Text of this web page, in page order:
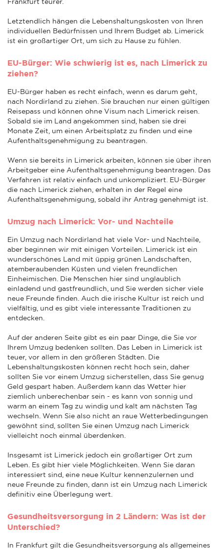
Letztendlich hängen die Lebenshaltungskosten von Ihren
individuellen Bedürfnissen und Ihrem Budget ab. Limerick
ist ein großartiger Ort, um sich zu Hause zu fühlen.
EU-Bürger: Wie schwierig ist es, nach Limerick zu
ziehen?
EU-Bürger haben es recht einfach, wenn es darum geht,
nach Nordirland zu ziehen. Sie brauchen nur einen gültigen
Reisepass und können ohne Visum nach Limerick reisen.
Sobald sie im Land angekommen sind, haben sie drei
Monate Zeit, um einen Arbeitsplatz zu finden und eine
Aufenthaltsgenehmigung zu beantragen.
Wenn sie bereits in Limerick arbeiten, können sie über ihren
Arbeitgeber eine Aufenthaltsgenehmigung beantragen. Das
Verfahren ist relativ einfach und unkompliziert. EU-Bürger
die nach Limerick ziehen, erhalten in der Regel eine
Aufenthaltsgenehmigung, sobald ihr Antrag genehmigt ist.
Umzug nach Limerick: Vor- und Nachteile
Ein Umzug nach Nordirland hat viele Vor- und Nachteile,
aber beginnen wir mit einigen Vorteilen. Limerick ist ein
wunderschönes Land mit üppig grünen Landschaften,
atemberaubenden Küsten und vielen freundlichen
Einheimischen. Die Menschen hier sind unglaublich
einladend und gastfreundlich, und Sie werden sicher viele
neue Freunde finden. Auch die irische Kultur ist reich und
vielfältig, und es gibt viele interessante Traditionen zu
entdecken.
Auf der anderen Seite gibt es ein paar Dinge, die Sie vor
Ihrem Umzug bedenken sollten. Das Leben in Limerick ist
teuer, vor allem in den größeren Städten. Die
Lebenshaltungskosten können recht hoch sein, daher
sollten Sie vor einem Umzug sicherstellen, dass Sie genug
Geld gespart haben. Außerdem kann das Wetter hier
ziemlich unberechenbar sein - es kann von sonnig und
warm an einem Tag zu windig und kalt am nächsten Tag
wechseln. Wenn Sie also nicht an raue Wetterbedingungen
gewöhnt sind, sollten Sie einen Umzug nach Limerick
vielleicht noch einmal überdenken.
Insgesamt ist Limerick jedoch ein großartiger Ort zum
Leben. Es gibt hier viele Möglichkeiten. Wenn Sie daran
interessiert sind, eine neue Kultur kennenzulernen und
neue Freunde zu finden, dann ist ein Umzug nach Limerick
definitiv eine Überlegung wert.
Gesundheitsversorgung in 2 Ländern: Was ist der
Unterschied?
In Frankfurt gilt die Gesundheitsversorgung als allgemeines